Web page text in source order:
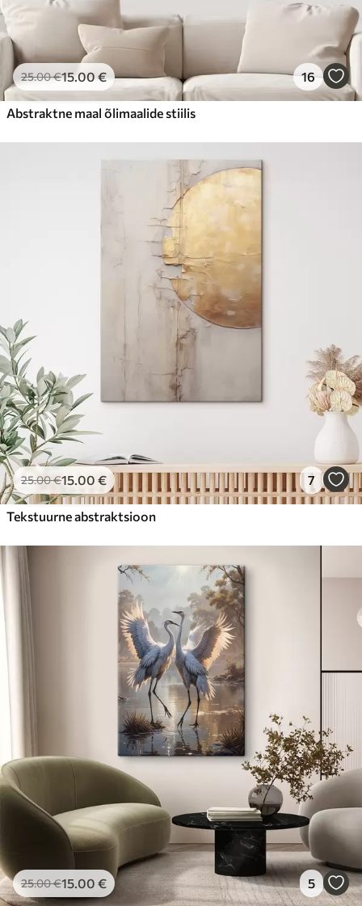
25.00€15.00€ 16
Abstraktne maal õlimaalide stiilis
25.00€15.00 € 7
Tekstuurne abstraktsioon
25.00€15.00 € 5